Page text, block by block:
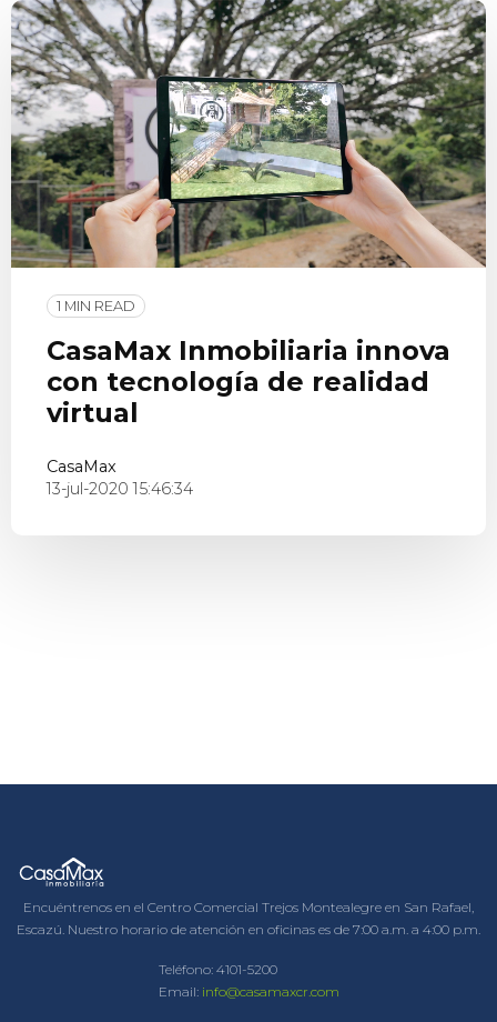
1 MIN READ
CasaMax Inmobiliaria innova
con tecnología de realidad
virtual
CasaMax
13-jul-2020 15:46:34
Encuéntrenos en el Centro Comercial Trejos Montealegre en San Rafael,
Escazú. Nuestro horario de atención en oficinas es de 7:00 a.m. a 4:00 p.m.
Teléfono: 4101-5200
Email: info@casamaxcr.com